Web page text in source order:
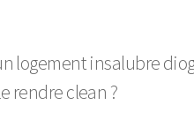
logement insalubre
rendre clean ?